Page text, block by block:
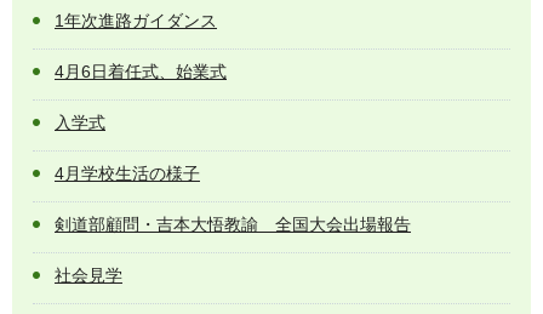
1年次進路ガイダンス
4月6日着任式、始業式
入学式
4月学校生活の様子
剣道部顧問・吉本大悟教諭 全国大会出場報告
社会見学